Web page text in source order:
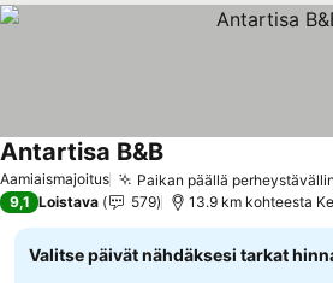
Aamiaismajoitus Paikan päällä
Antartisa B&B
9,1 Loistava 579 13.9 km kohteesta
Valitse päivät nähdäksesi tarkat